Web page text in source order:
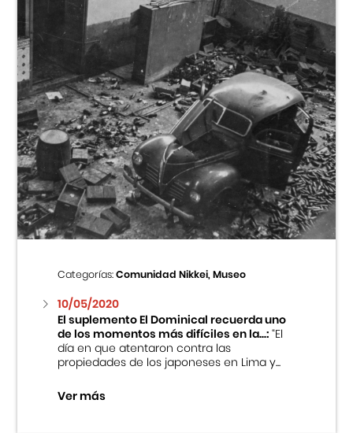
Categorías:Comunidad Nikkei, Museo
10/05/2020
El suplemento El Dominical recuerda uno
de los momentos más difíciles en la...:“El
día en que atentaron contra las
propiedades de los japoneses en Lima y...
Ver más